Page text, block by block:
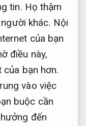
tin. Họ thậm
khác. Nội
của bạn
điều này,
bạn hơn.
vào việc
buộc cần
đến